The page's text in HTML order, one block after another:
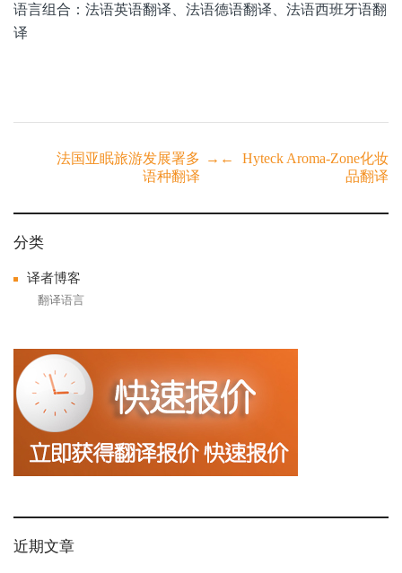
语言组合：法语英语翻译、法语德语翻译、法语西班牙语翻
译
Post
navigation
←
Hyteck Aroma-Zone化妆
品翻译
法国亚眠旅游发展署多
语种翻译
→
分类
译者博客
翻译语言
近期文章